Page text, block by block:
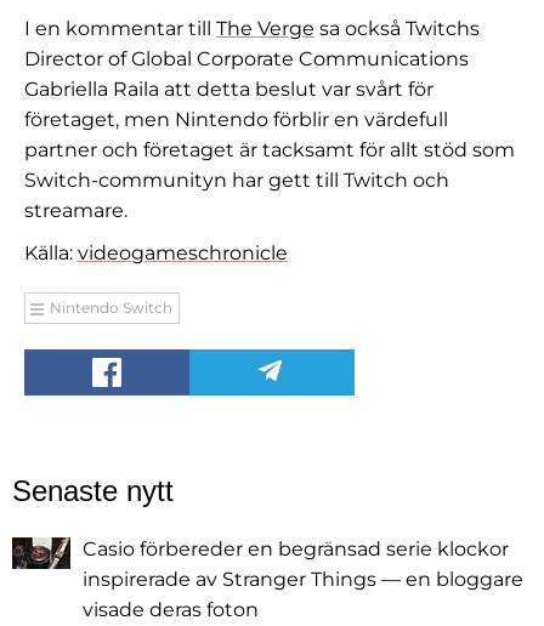
I en kommentar till The Verge sa också Twitchs
Director of Global Corporate Communications
Gabriella Raila att detta beslut var svårt för
företaget, men Nintendo förblir en värdefull
partner och företaget är tacksamt för allt stöd som
Switch-communityn har gett till Twitch och
streamare.
Källa: videogameschronicle
Nintendo Switch
Senaste nytt
Casio förbereder en begränsad serie klockor
inspirerade av Stranger Things — en bloggare
visade deras foton